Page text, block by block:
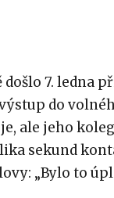
7. ledna
do
ale jeho
sekund
„Bylo to